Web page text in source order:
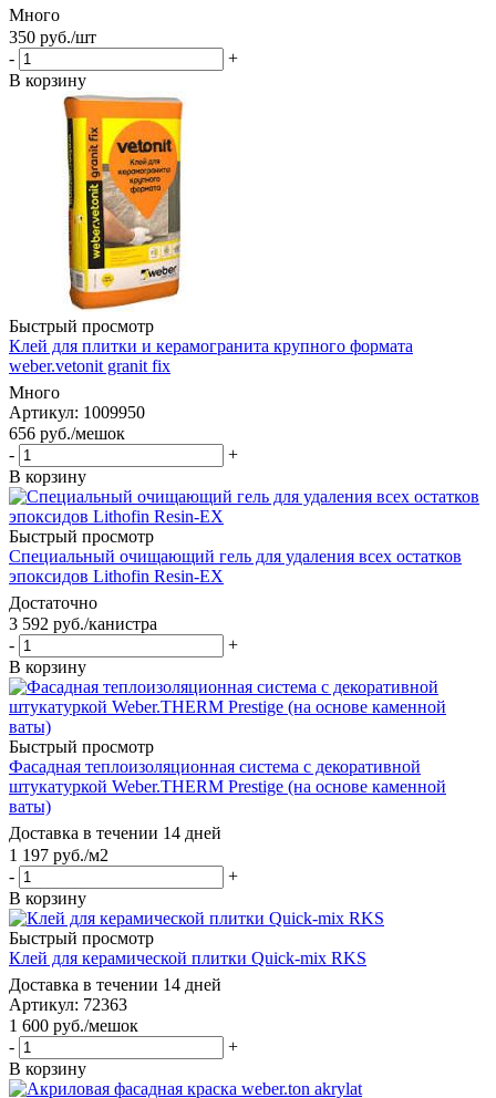
Много
350 руб./шт
-
+
В корзину
Быстрый просмотр
Клей для плитки и керамогранита крупного формата
weber.vetonit granit fix
Много
Артикул: 1009950
656 руб./мешок
-
+
В корзину
Быстрый просмотр
Специальный очищающий гель для удаления всех остатков
эпоксидов Lithofin Resin-EX
Достаточно
3 592 руб./канистра
-
+
В корзину
Быстрый просмотр
Фасадная теплоизоляционная система с декоративной
штукатуркой Weber.THERM Prestige (на основе каменной
ваты)
Доставка в течении 14 дней
1 197 руб./м2
-
+
В корзину
Быстрый просмотр
Клей для керамической плитки Quick-mix RKS
Доставка в течении 14 дней
Артикул: 72363
1 600 руб./мешок
-
+
В корзину